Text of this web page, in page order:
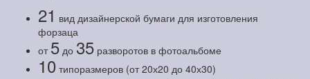
21 вид дизайнерской бумаги для изготовления
форзаца
от 5 до 35 разворотов в фотоальбоме
10 типоразмеров (от 20х20 до 40х30)